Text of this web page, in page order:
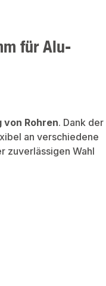
für Alu-
von Rohren. Dank der
an verschiedene
zuverlässigen Wahl